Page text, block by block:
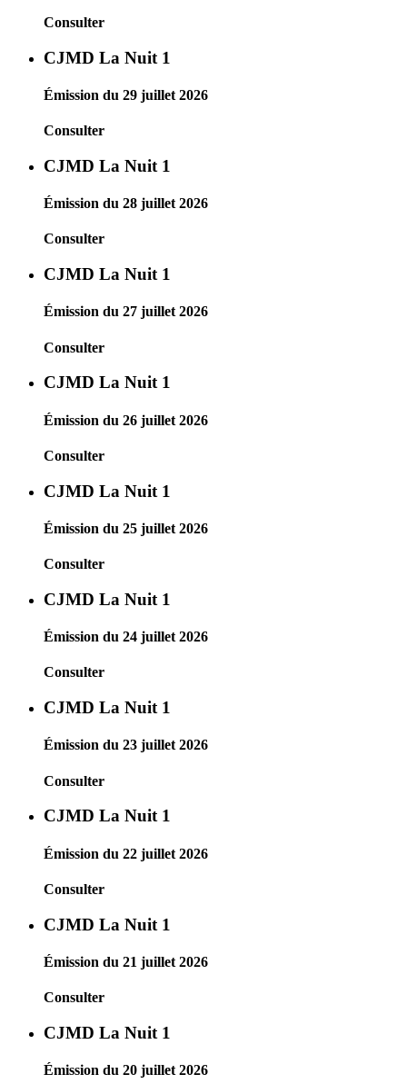
Consulter
CJMD La Nuit 1
Émission du 29 juillet 2026
Consulter
CJMD La Nuit 1
Émission du 28 juillet 2026
Consulter
CJMD La Nuit 1
Émission du 27 juillet 2026
Consulter
CJMD La Nuit 1
Émission du 26 juillet 2026
Consulter
CJMD La Nuit 1
Émission du 25 juillet 2026
Consulter
CJMD La Nuit 1
Émission du 24 juillet 2026
Consulter
CJMD La Nuit 1
Émission du 23 juillet 2026
Consulter
CJMD La Nuit 1
Émission du 22 juillet 2026
Consulter
CJMD La Nuit 1
Émission du 21 juillet 2026
Consulter
CJMD La Nuit 1
Émission du 20 juillet 2026